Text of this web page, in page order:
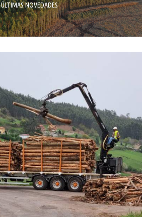
ÚLTIMAS NOVEDADES